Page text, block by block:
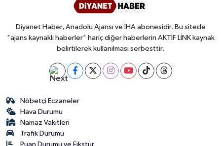
Diyanet Haber, Anadolu Ajansı ve İHA abonesidir. Bu sitede
"ajans kaynaklı haberler" hariç diğer haberlerin AKTİF LİNK kaynak
belirtilerek kullanılması serbesttir.
Nöbetçi Eczaneler
Hava Durumu
Namaz Vakitleri
Trafik Durumu
Puan Durumu ve Fikstür